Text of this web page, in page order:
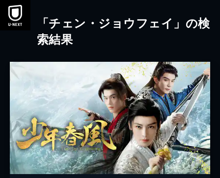
本文へスキップ
「チェン・ジョウフェイ」の検
索結果